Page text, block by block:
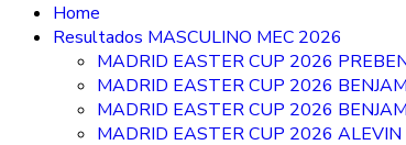
Home
Resultados MASCULINO MEC 2026
MADRID EASTER CUP 2026
MADRID EASTER CUP 2026
MADRID EASTER CUP 2026
MADRID EASTER CUP 2026